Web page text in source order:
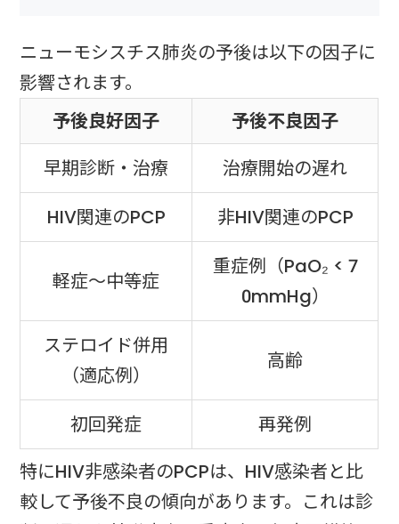
ニューモシスチス肺炎の予後は以下の因子に
影響されます。
予後良好因子
予後不良因子
早期診断・治療
治療開始の遅れ
HIV関連のPCP
非HIV関連のPCP
軽症〜中等症
重症例（PaO₂ < 7
0mmHg）
ステロイド併用
（適応例）
高齢
初回発症
再発例
特にHIV非感染者のPCPは、HIV感染者と比
較して予後不良の傾向があります。これは診